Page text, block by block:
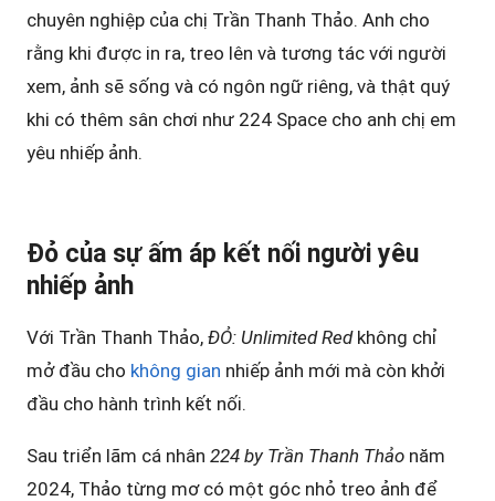
chuyên nghiệp của chị Trần Thanh Thảo. Anh cho
rằng khi được in ra, treo lên và tương tác với người
xem, ảnh sẽ sống và có ngôn ngữ riêng, và thật quý
khi có thêm sân chơi như 224 Space cho anh chị em
yêu nhiếp ảnh.
Đỏ của sự ấm áp kết nối người yêu
nhiếp ảnh
Với Trần Thanh Thảo, ĐỎ: Unlimited Redkhông chỉ
mở đầu cho không gian nhiếp ảnh mới mà còn khởi
đầu cho hành trình kết nối.
Sau triển lãm cá nhân 224 by Trần Thanh Thảo năm
2024, Thảo từng mơ có một góc nhỏ treo ảnh để